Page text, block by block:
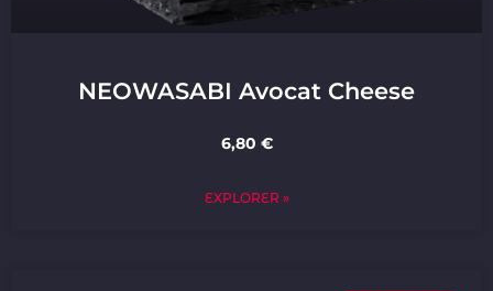
NEOWASABI Avocat Cheese
6,80 €
EXPLORER »